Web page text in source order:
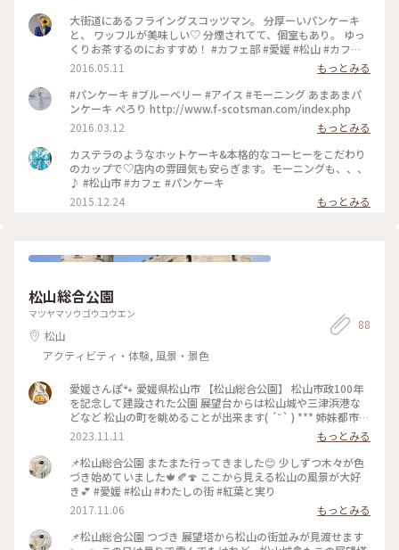
大街道にあるフライングスコッツマン。 分厚ーいパンケーキ
と、 ワッフルが美味しい♡ 分煙されてて、個室もあり。 ゆっ
くりお茶するのにおすすめ！ #カフェ部 #愛媛 #松山 #カフェ
巡り
2016.05.11
もっとみる
#パンケーキ #ブルーベリー #アイス #モーニング あまあまパ
ンケーキ ぺろり http://www.f-scotsman.com/index.php
2016.03.12
もっとみる
カステラのようなホットケーキ&本格的なコーヒーをこだわり
のカップで♡店内の雰囲気も安らぎます。モーニングも、、、
♪ #松山市 #カフェ #パンケーキ
2015.12.24
もっとみる
松山総合公園
マツヤマソウゴウコウエン
松山
アクティビティ・体験, 風景・景色
88
愛媛さんぽ🐾‪ 愛媛県松山市 【松山総合公園】 松山市政100年
を記念して建設された公園 展望台からは松山城や三津浜港な
どなど 松山の町を眺めることが出来ます( ´˘` ) *** 姉妹都市で
あるドイツのフライブルクとの友好関係より、展望台はヨーロ
ッパの城をイメージして作られたそうです𓂃𓈒𓏸︎︎︎︎ *** 散歩をして
いると猫さんがお出迎え かわいい...♡ #私のことりっぷ旅 #秋
さんぽ #愛媛 #松山 #松山総合公園 #さんぽ
2023.11.11
もっとみる
📌松山総合公園 またまた行ってきました😊 少しずつ木々が色
づき始めていました🍁🍂🍄 ここから見える松山の風景が大好
き💕 #愛媛 #松山 #わたしの街 #紅葉と実り
2017.11.06
もっとみる
📌松山総合公園 つづき 展望塔から松山の街並みが見渡せます